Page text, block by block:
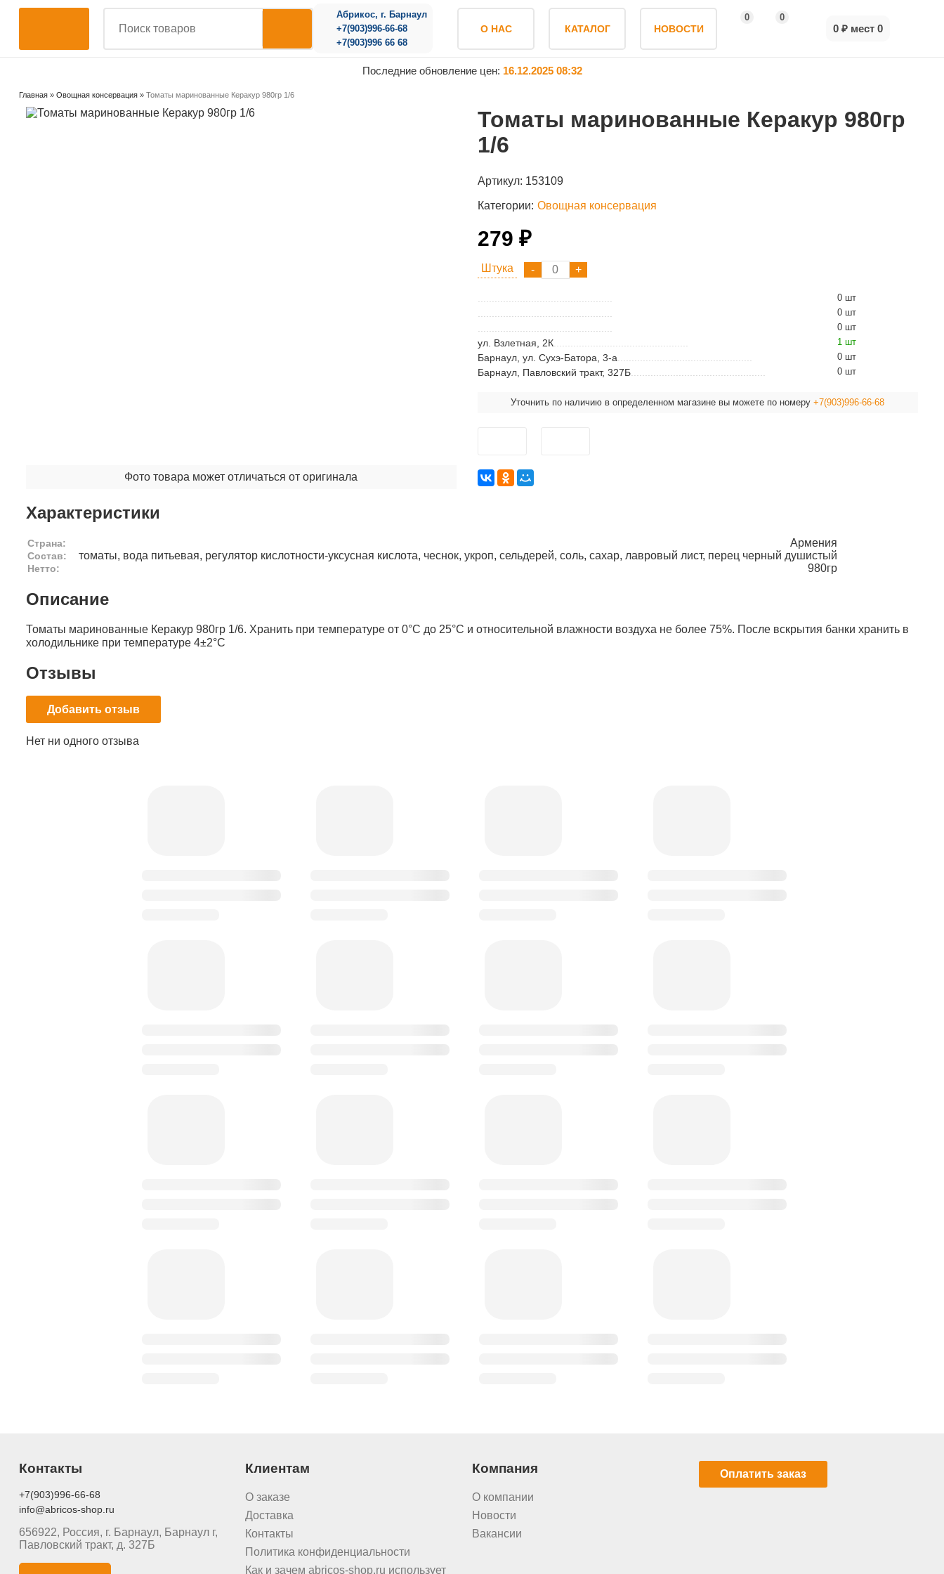
Абрикос, г. Барнаул
+7(903)996-66-68
+7(903)996 66 68
О НАС КАТАЛОГ НОВОСТИ
0 0
0 ₽ мест0
Последние обновление цен: 16.12.2025 08:32
Главная» Овощная консервация» Томаты маринованные Керакур 980гр 1/6
Фото товара может отличаться от оригинала
Томаты маринованные Керакур 980гр
1/6
Артикул: 153109
Категории: Овощная консервация
279 ₽
Штука
0 шт
0 шт
0 шт
ул. Взлетная, 2К 1 шт
Барнаул, ул. Сухэ-Батора, 3-а 0 шт
Барнаул, Павловский тракт, 327Б 0 шт
Уточнить по наличию в определенном магазине вы можете по номеру+7(903)996-66-68
Характеристики
Страна: Армения
Состав: томаты, вода питьевая, регулятор кислотности-уксусная кислота, чеснок, укроп, сельдерей, соль, сахар, лавровый лист, перец черный душистый
Нетто: 980гр
Описание
Томаты маринованные Керакур 980гр 1/6. Хранить при температуре от 0°С до 25°С и относительной влажности воздуха не более 75%. После вскрытия банки хранить в
холодильнике при температуре 4±2°С
Отзывы
Добавить отзыв
Нет ни одного отзыва
Контакты
+7(903)996-66-68
info@abricos-shop.ru
656922, Россия, г. Барнаул, Барнаул г,
Павловский тракт, д. 327Б
Клиентам
О заказе
Доставка
Контакты
Политика конфиденциальности
Как и зачем abricos-shop.ru использует
Компания
О компании
Новости
Вакансии
Оплатить заказ